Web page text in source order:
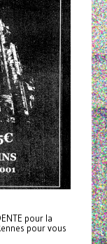
pour la
pour vous